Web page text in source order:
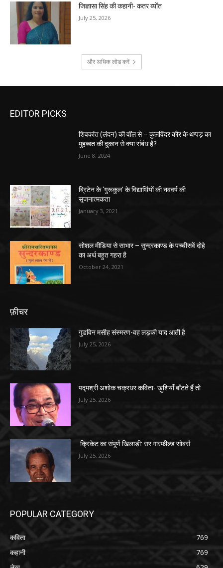
जिज्ञासा सिंह की कहानी- कतर ब्योंत
July 25, 2026
और अधिक लोड करें
EDITOR PICKS
शिवकांत (लंदन) की वॉल से – कुलविंदर कौर के थप्पड़ का
मुहब्बत की दुकान से क्या संबंध है?
June 8, 2024
ब्रिटेन के ‘गुरूकुल’ के विद्यार्थियों की नववर्ष की
सृजनात्मकता
January 3, 2021
सोशल मीडिया से साभार – सुन्दरकाण्ड के पच्चीसवें दोहे
का अर्थ बहुत गहरा है
October 24, 2021
फ़ीचर
गुडविन मसीह संस्मरण-वह लड़की याद आती है
July 25, 2026
पद्मश्री अशोक चक्रधर कविता- ख़ुशियाँ बाँटते हैं तो
July 25, 2026
क्रिकेट का संपूर्ण खिलाड़ी: सर गारफील्ड सोबर्स
July 25, 2026
POPULAR CATEGORY
कविता
769
कहानी
769